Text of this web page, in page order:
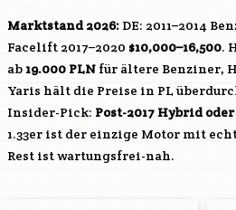
Marktstand 2026: DE: 2011–2014
Facelift 2017–2020 $10,000–16,500.
ab 19.000 PLN für ältere Benziner,
Yaris hält die Preise in PL
Insider-Pick: Post-2017 Hybrid
1.33er ist der einzige Motor mit
Rest ist wartungsfrei-nah.